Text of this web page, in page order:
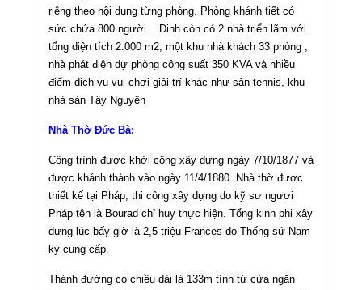
riêng theo nội dung từng phòng. Phòng khánh tiết có
sức chứa 800 người... Dinh còn có 2 nhà triển lãm với
tổng diện tích 2.000 m2, một khu nhà khách 33 phòng ,
nhà phát điện dự phòng công suất 350 KVA và nhiều
điểm dịch vụ vui chơi giải trí khác như sân tennis, khu
nhà sàn Tây Nguyên
Nhà Thờ Đức Bà:
Công trình được khởi công xây dựng ngày 7/10/1877 và
được khánh thành vào ngày 11/4/1880. Nhà thờ được
thiết kế tại Pháp, thi công xây dựng do kỹ sư ngươi
Pháp tên là Bourad chỉ huy thực hiện. Tổng kinh phi xây
dựng lúc bấy giờ là 2,5 triệu Frances do Thống sứ Nam
kỳ cung cấp.
Thánh đường có chiều dài là 133m tính từ cửa ngăn